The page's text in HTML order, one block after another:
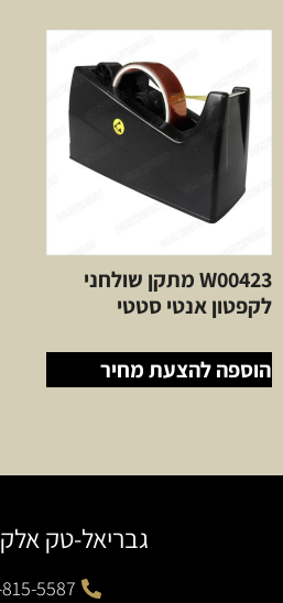
W00423 מתקן שולחני
לקפטון אנטי סטטי
הוספה להצעת מחיר
גבריאל-טק
5587